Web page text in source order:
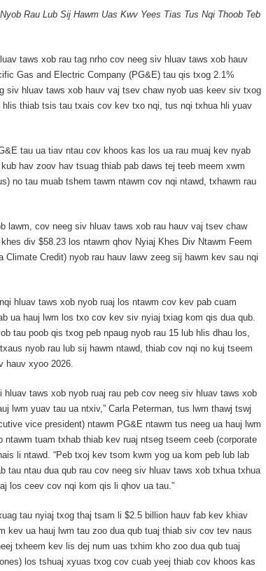
Rau Lub Sij Hawm Uas Kwv Yees Tias Tus Nqi Thoob Teb
taws xob rau tag nrho cov neeg siv hluav taws xob hauv
Gas and Electric Company (PG&E) tau qis txog 2.1%
siv hluav taws xob hauv vaj tsev chaw nyob uas keev siv txog
thiab tsis tau txais cov kev txo nqi, tus nqi txhua hli yuav
tau ua tiav ntau cov khoos kas los ua rau muaj kev nyab
hav zoov hav tsuag thiab pab daws tej teeb meem xwm
no tau muab tshem tawm ntawm cov nqi ntawd, txhawm rau
lawm, cov neeg siv hluav taws xob rau hauv vaj tsev chaw
div $58.23 los ntawm qhov Nyiaj Khes Div Ntawm Feem
Climate Credit) nyob rau hauv lawv zeeg sij hawm kev sau nqi
hluav taws xob nyob ruaj los ntawm cov kev pab cuam
ua hauj lwm los txo cov kev siv nyiaj txiag kom qis dua qub.
tau poob qis txog peb npaug nyob rau 15 lub hlis dhau los,
nyob rau lub sij hawm ntawd, thiab cov nqi no kuj tseem
hauv xyoo 2026.
hluav taws xob nyob ruaj rau peb cov neeg siv hluav taws xob
lwm yuav tau ua ntxiv,” Carla Peterman, tus lwm thawj tswj
vice president) ntawm PG&E ntawm tus neeg ua hauj lwm
tuam txhab thiab kev ruaj ntseg tseem ceeb (corporate
li ntawd. “Peb txoj kev tsom kwm yog ua kom peb lub lab
tau ntau dua qub rau cov neeg siv hluav taws xob txhua txhua
los ceev cov nqi kom qis li qhov ua tau.”
tau nyiaj txog thaj tsam li $2.5 billion hauv fab kev khiav
kev ua hauj lwm tau zoo dua qub tuaj thiab siv cov tev naus
txheem kev lis dej num uas txhim kho zoo dua qub tuaj
los tshuaj xyuas txog cov cuab yeej thiab cov khoos kas